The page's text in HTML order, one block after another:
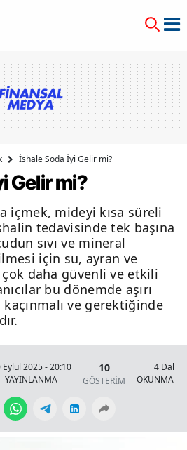
İshale Soda İyi Gelir mi?
Gelir mi?
içmek, mideyi kısa süreli
tedavisinde tek başına
sıvı ve mineral
için su, ayran ve
daha güvenli ve etkili
bu dönemde aşırı
ve gerektiğinde
Eylül 2025 - 20:10
YAYINLANMA
10
GÖSTERİM
4 Dakika
OKUNMA